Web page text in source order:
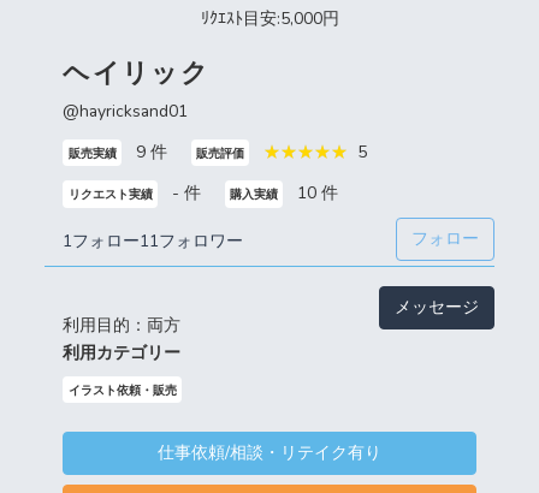
ﾘｸｴｽﾄ目安:5,000円
ヘイリック
@hayricksand01
販売実績 9 件 販売評価 5
リクエスト実績 - 件 購入実績 10 件
1フォロー11フォロワー フォロー
利用目的：両方
メッセージ
利用カテゴリー
イラスト依頼・販売
仕事依頼/相談・リテイク有り